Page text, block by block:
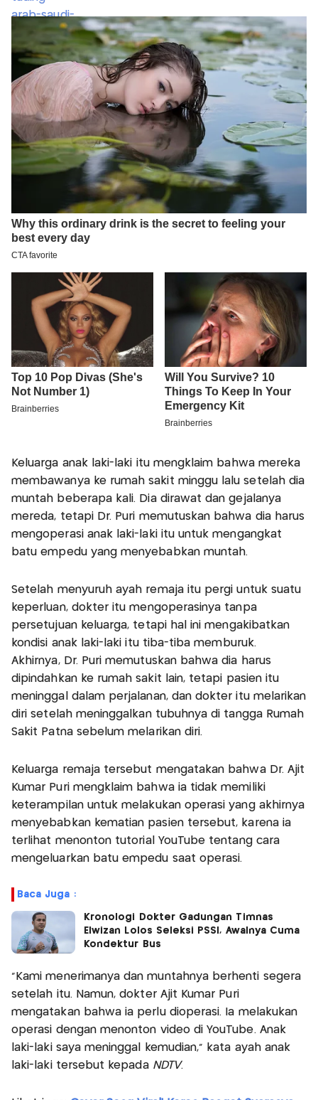
Keluarga anak laki-laki itu mengklaim bahwa mereka
membawanya ke rumah sakit minggu lalu setelah dia
muntah beberapa kali. Dia dirawat dan gejalanya
mereda, tetapi Dr. Puri memutuskan bahwa dia harus
mengoperasi anak laki-laki itu untuk mengangkat
batu empedu yang menyebabkan muntah.
Setelah menyuruh ayah remaja itu pergi untuk suatu
keperluan, dokter itu mengoperasinya tanpa
persetujuan keluarga, tetapi hal ini mengakibatkan
kondisi anak laki-laki itu tiba-tiba memburuk.
Akhirnya, Dr. Puri memutuskan bahwa dia harus
dipindahkan ke rumah sakit lain, tetapi pasien itu
meninggal dalam perjalanan, dan dokter itu melarikan
diri setelah meninggalkan tubuhnya di tangga Rumah
Sakit Patna sebelum melarikan diri.
Keluarga remaja tersebut mengatakan bahwa Dr. Ajit
Kumar Puri mengklaim bahwa ia tidak memiliki
keterampilan untuk melakukan operasi yang akhirnya
menyebabkan kematian pasien tersebut, karena ia
terlihat menonton tutorial YouTube tentang cara
mengeluarkan batu empedu saat operasi.
Baca Juga :
Kronologi Dokter Gadungan Timnas
Elwizan Lolos Seleksi PSSI, Awalnya Cuma
Kondektur Bus
"Kami menerimanya dan muntahnya berhenti segera
setelah itu. Namun, dokter Ajit Kumar Puri
mengatakan bahwa ia perlu dioperasi. Ia melakukan
operasi dengan menonton video di YouTube. Anak
laki-laki saya meninggal kemudian," kata ayah anak
laki-laki tersebut kepada NDTV.